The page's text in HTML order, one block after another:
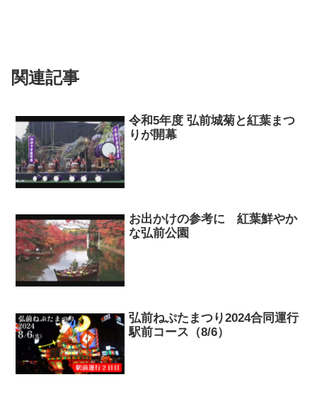
関連記事
令和5年度 弘前城菊と紅葉まつ
りが開幕
お出かけの参考に 紅葉鮮やか
な弘前公園
弘前ねぷたまつり2024合同運行
駅前コース（8/6）